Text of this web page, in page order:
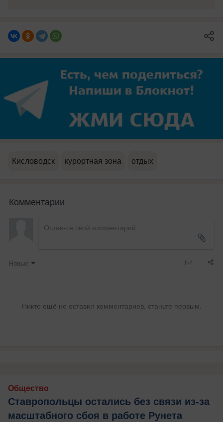
Кисловодск курортная зона отдых
Комментарии
Новые
Никто ещё не оставил комментариев, станьте первым.
Общество
Ставропольцы остались без связи из-за
масштабного сбоя в работе Рунета